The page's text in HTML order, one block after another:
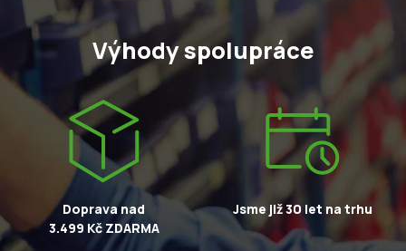
Výhody spolupráce
Doprava nad
3.499 Kč ZDARMA
Jsme již 30 let na trhu